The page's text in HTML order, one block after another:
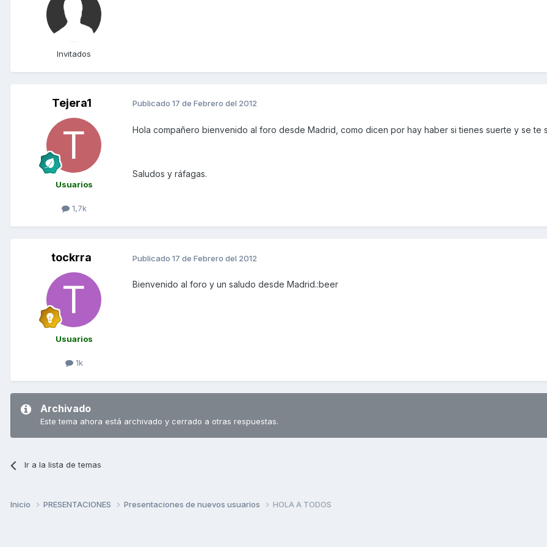
Invitados
Tejera1
Usuarios
1,7k
Publicado 17 de Febrero del 2012
Hola compañero bienvenido al foro desde Madrid, como dicen por hay haber si tienes suerte y se te
Saludos y ráfagas.
tockrra
Usuarios
1k
Publicado 17 de Febrero del 2012
Bienvenido al foro y un saludo desde Madrid.:beer
Archivado
Este tema ahora está archivado y cerrado a otras respuestas.
Ir a la lista de temas
Inicio PRESENTACIONES Presentaciones de nuevos usuarios HOLA A TODOS